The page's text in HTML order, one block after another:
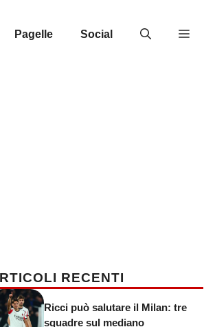
Pagelle Social
RECENTI
Ricci può salutare il Milan: tre
squadre sul mediano